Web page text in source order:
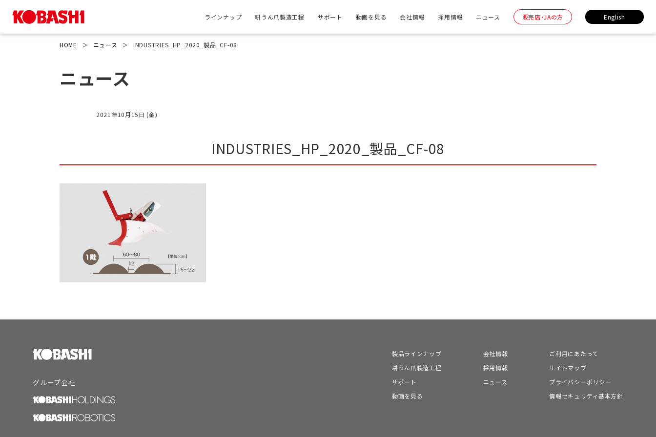
ラインナップ 耕うん爪製造工程 サポート 動画を見る 会社情報 採用情報 ニュース 販売店・JAの方 English
HOME ＞ ニュース ＞ INDUSTRIES_HP_2020_製品_CF-08
ニュース
2021年10月15日 (金)
INDUSTRIES_HP_2020_製品_CF-08
グループ会社
製品ラインナップ
耕うん爪製造工程
サポート
動画を見る
会社情報
採用情報
ニュース
ご利用にあたって
サイトマップ
プライバシーポリシー
情報セキュリティ基本方針